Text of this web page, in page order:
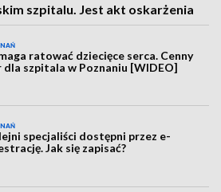
szpitalu. Jest akt oskarżenia
ratować dziecięce serca. Cenny
dla szpitala w Poznaniu [WIDEO]
specjaliści dostępni przez e-
Jak się zapisać?